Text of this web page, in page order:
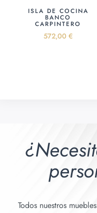
ISLA DE COCINA
BANCO
CARPINTERO
572,00 €
Todos nuestros